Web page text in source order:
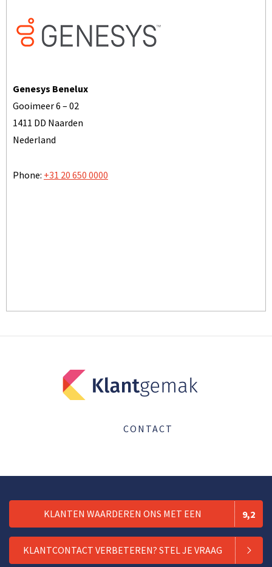
Genesys Benelux
Gooimeer 6 – 02
1411 DD Naarden
Nederland
Phone: +31 20 650 0000
CONTACT
KLANTEN WAARDEREN ONS MET EEN 9,2
KLANTCONTACT VERBETEREN? STEL JE VRAAG